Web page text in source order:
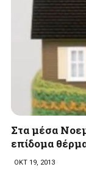
Στα μέσα
επίδομα
ΟΚΤ 19, 2013